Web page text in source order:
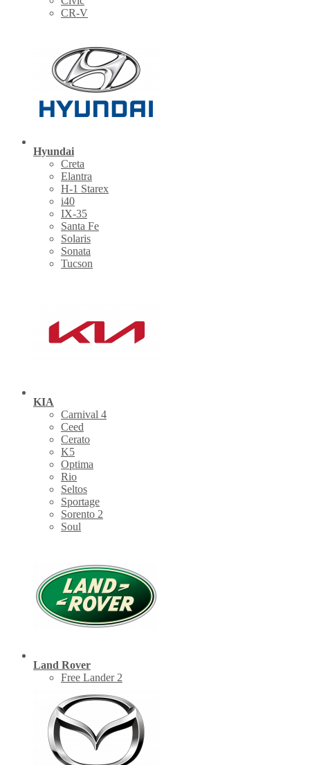
CR-V
Hyundai
Creta
Elantra
H-1 Starex
i40
IX-35
Santa Fe
Solaris
Sonata
Tucson
KIA
Carnival 4
Ceed
Cerato
K5
Optima
Rio
Seltos
Sportage
Sorento 2
Soul
Land Rover
Free Lander 2